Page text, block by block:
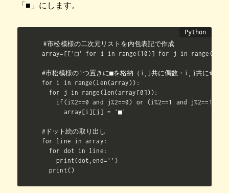
「■」にします。
#市松模様の二次元リストを内包表記で作成
array=[['□' for i in range(10)] for j in range(10)]
#市松模様の1つ置きに■を格納（i,j共に偶数・i,j共に奇数
for i in range(len(array)):
  for j in range(len(array[0])):
    if(i%2==0 and j%2==0) or (i%2==1 and j%2==1):
      array[i][j] = '■'
#ドット絵の取り出し
for line in array:
  for dot in line:
    print(dot,end='')
  print()